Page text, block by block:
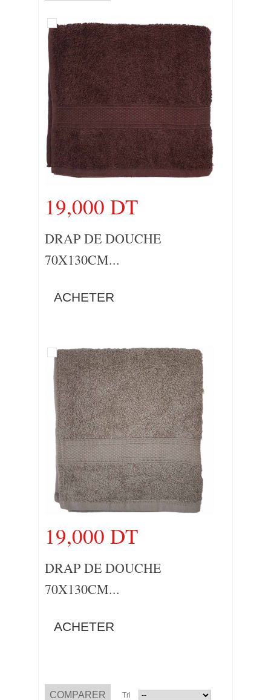
19,000 DT
DRAP DE DOUCHE
70X130CM...
ACHETER
19,000 DT
DRAP DE DOUCHE
70X130CM...
ACHETER
Tri